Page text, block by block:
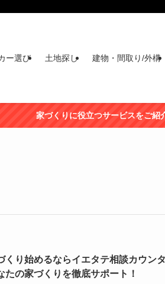
ー選び 土地探し 建物・間取り/外構
家づくりに役立つサービスをご紹
くり始めるならイエタテ相談カウン
たの家づくりを徹底サポート！